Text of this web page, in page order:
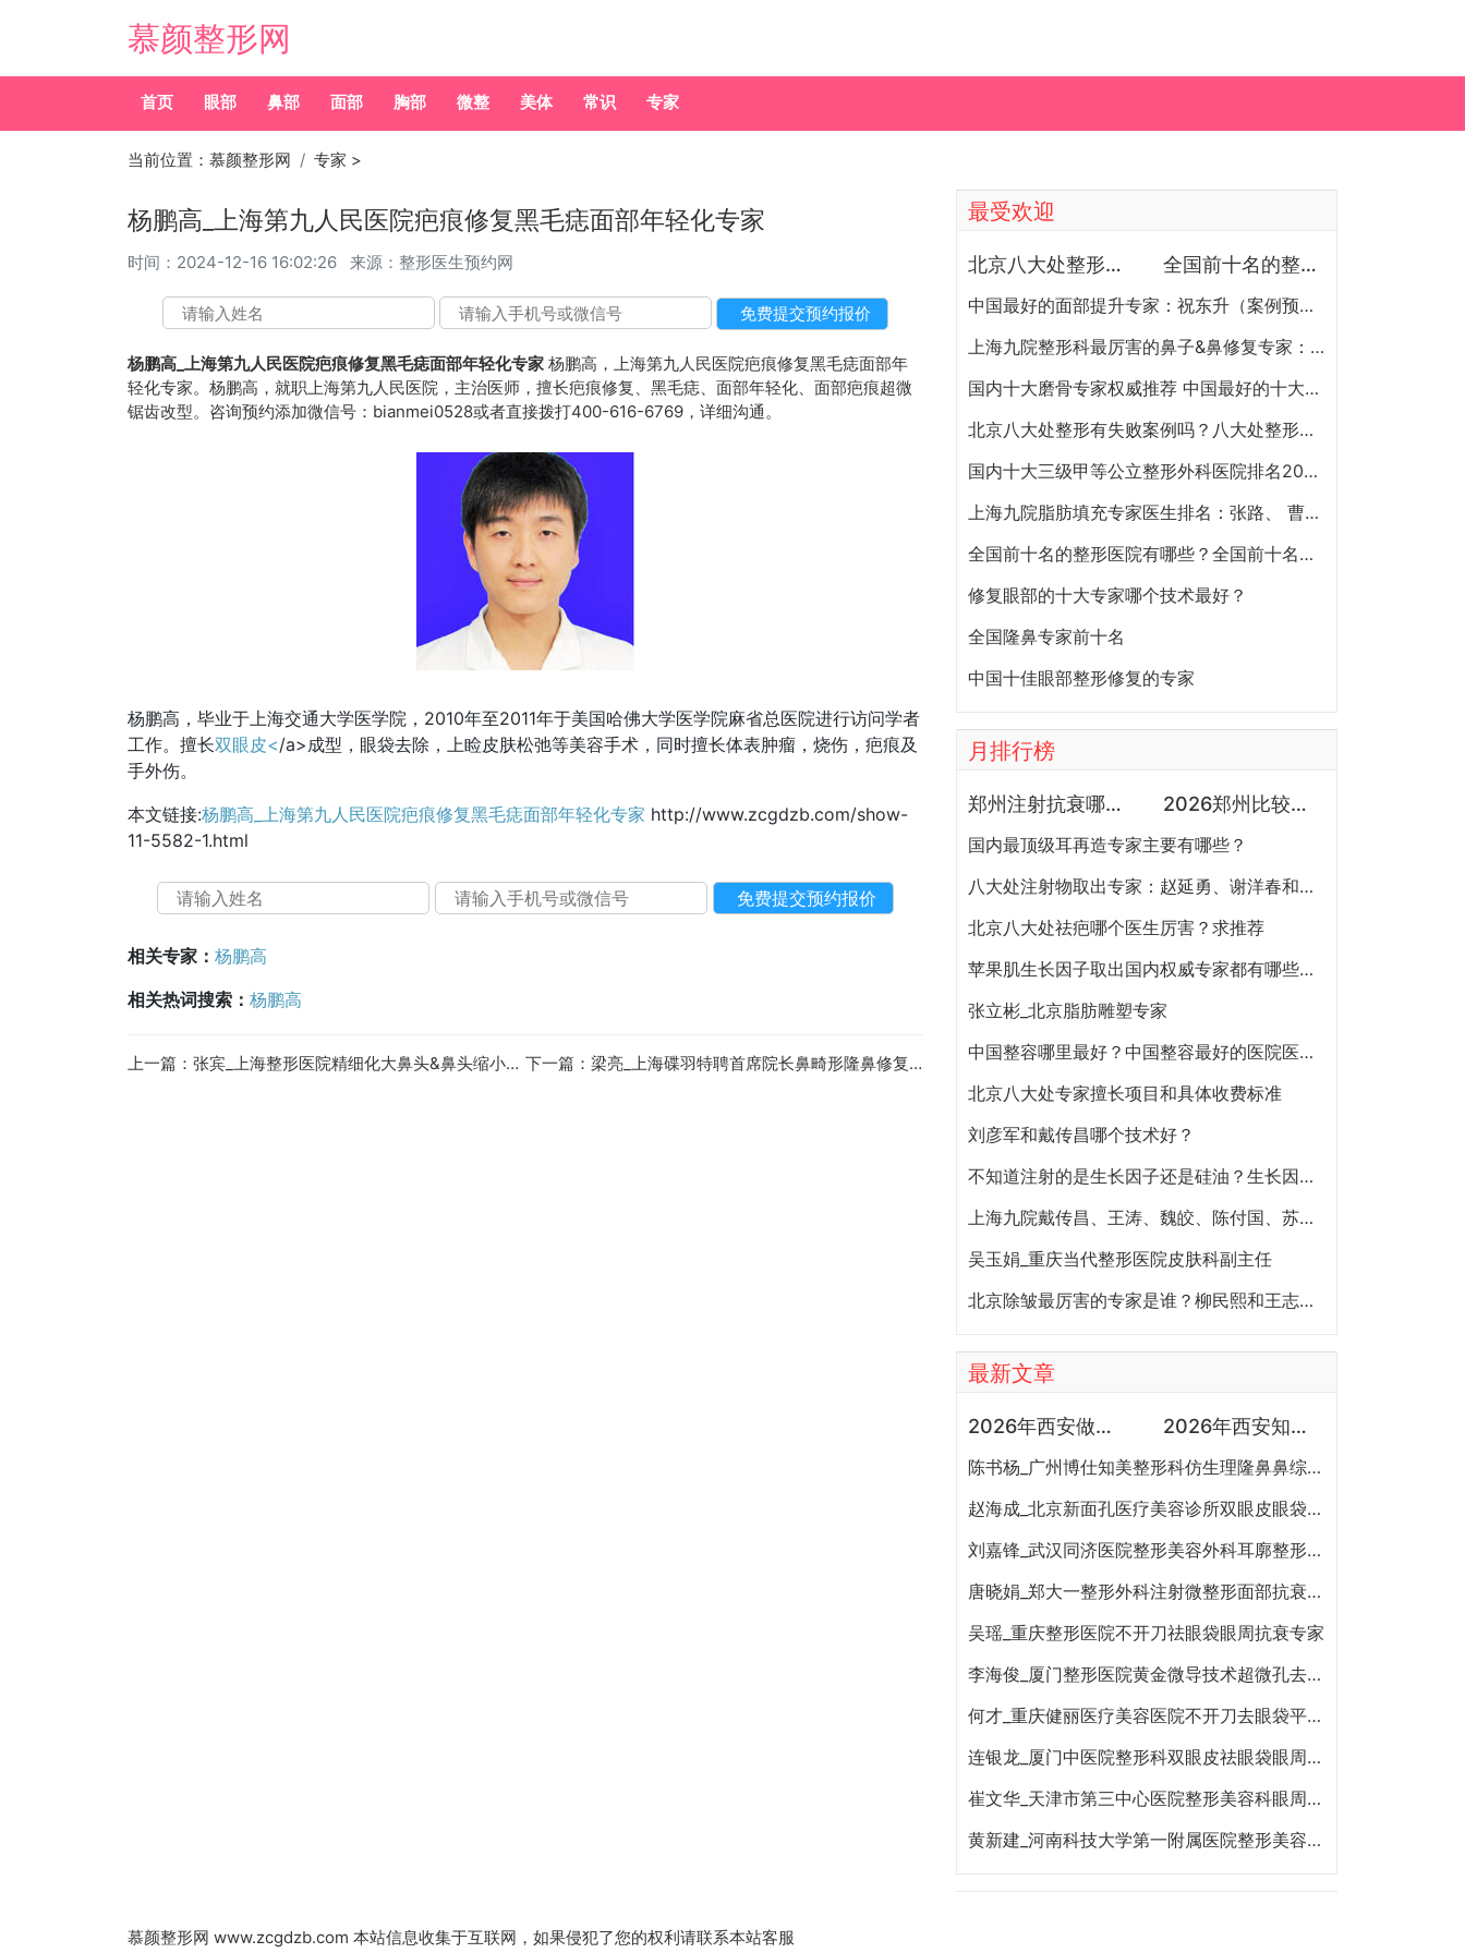
慕颜整形网
首页 眼部 鼻部 面部 胸部 微整 美体 常识 专家
当前位置： 慕颜整形网 专家 >
杨鹏高_上海第九人民医院疤痕修复黑毛痣面部年轻化专家
时间： 2024-12-16 16:02:26 来源：整形医生预约网
杨鹏高_上海第九人民医院疤痕修复黑毛痣面部年轻化专家 杨鹏高，上海第九人民医院疤痕修复黑毛痣面部年
轻化专家。杨鹏高，就职上海第九人民医院，主治医师，擅长疤痕修复、黑毛痣、面部年轻化、面部疤痕超微
锯齿改型。咨询预约添加微信号：bianmei0528或者直接拨打400-616-6769，详细沟通。
杨鹏高，毕业于上海交通大学医学院，2010年至2011年于美国哈佛大学医学院麻省总医院进行访问学者
工作。擅长双眼皮</a>成型，眼袋去除，上睑皮肤松弛等美容手术，同时擅长体表肿瘤，烧伤，疤痕及
手外伤。
本文链接:杨鹏高_上海第九人民医院疤痕修复黑毛痣面部年轻化专家 http://www.zcgdzb.com/show-
11-5582-1.html
相关专家： 杨鹏高
相关热词搜索： 杨鹏高
上一篇： 张宾_上海整形医院精细化大鼻头&鼻头缩小四件套专家 下一篇： 梁亮_上海碟羽特聘首席院长鼻畸形隆鼻修复专家
最受欢迎
北京八大处整形医院双眼皮做得最好的医生和价格大全 全国前十名的整形医院（私立篇）全国前十名的私立整形医院排名大全
中国最好的面部提升专家：祝东升（案例预约）五层面部提升怎么样？
上海九院整形科最厉害的鼻子&鼻修复专家：李圣利（简介、案例、预约）
国内十大磨骨专家权威推荐 中国最好的十大磨骨专家排名
北京八大处整形有失败案例吗？八大处整形失败后悔怎么办？怎么投诉？
国内十大三级甲等公立整形外科医院排名2020年
上海九院脂肪填充专家医生排名：张路、 曹卫刚、余力（简介、案例、预约）
全国前十名的整形医院有哪些？全国前十名的公立三甲整形医院排名大全
修复眼部的十大专家哪个技术最好？
全国隆鼻专家前十名
中国十佳眼部整形修复的专家
月排行榜
郑州注射抗衰哪个医生最好？徐建平、张歌、赵永华、张婉霞、王妍芝、唐喜、李娟、朱怡梦哪个好？ 2026郑州比较知名隆鼻医生预约排行榜大全：胡志成、周蔚、张海洋、王启立、张鹏、李冰谁做鼻子更好？
国内最顶级耳再造专家主要有哪些？
八大处注射物取出专家：赵延勇、谢洋春和郭鑫
北京八大处祛疤哪个医生厉害？求推荐
苹果肌生长因子取出国内权威专家都有哪些？什么方式？大概多少钱？
张立彬_北京脂肪雕塑专家
中国整容哪里最好？中国整容最好的医院医生简介
北京八大处专家擅长项目和具体收费标准
刘彦军和戴传昌哪个技术好？
不知道注射的是生长因子还是硅油？生长因子和硅油注射后怎么取出？
上海九院戴传昌、王涛、魏皎、陈付国、苏薇洁擅长哪些项目？
吴玉娟_重庆当代整形医院皮肤科副主任
北京除皱最厉害的专家是谁？柳民熙和王志军哪个好？
最新文章
2026年西安做鼻子比较好的医生有哪些？曾熬、霍玉旺、房志强、蒋立、刘宝军哪个更好？ 2026年西安知名的双眼皮医生都有谁？2026年西安双眼皮专家预约排行榜大全
陈书杨_广州博仕知美整形科仿生理隆鼻鼻综合鼻头鼻翼缩小专家
赵海成_北京新面孔医疗美容诊所双眼皮眼袋眼修复眼周年轻化专家
刘嘉锋_武汉同济医院整形美容外科耳廓整形与再造祛眼袋眼部整形专家
唐晓娟_郑大一整形外科注射微整形面部抗衰双眼皮专家
吴瑶_重庆整形医院不开刀祛眼袋眼周抗衰专家
李海俊_厦门整形医院黄金微导技术超微孔去眼袋眼周年轻化专家
何才_重庆健丽医疗美容医院不开刀去眼袋平泪沟专家
连银龙_厦门中医院整形科双眼皮祛眼袋眼周年轻化专家
崔文华_天津市第三中心医院整形美容科眼周年轻化整形修复隆鼻拉皮除皱专家
黄新建_河南科技大学第一附属医院整形美容科祛眼袋双眼皮专家
慕颜整形网 www.zcgdzb.com 本站信息收集于互联网，如果侵犯了您的权利请联系本站客服